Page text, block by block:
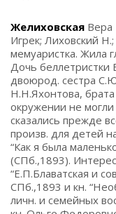
Желиховская Вера
Игрек; Лиховский
мемуаристка. Жила
Дочь беллетристки
двоюрод. сестра
Н.Н.Яхонтова,
окружении не
сказались прежде
произв. для детей
“Как я была
(СПб.,1893).
“Е.П.Блаватская и
СПб.,1893 и кн.
личн. и семейных